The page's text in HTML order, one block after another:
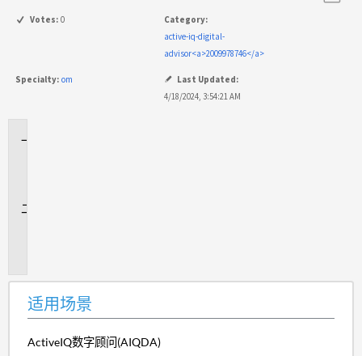
Votes: 0
Category:
active-iq-digital-
advisor<a>2009978746</a>
Specialty: om
Last Updated:
4/18/2024, 3:54:21 AM
适用场景
ActiveIQ数字顾问(AIQDA)